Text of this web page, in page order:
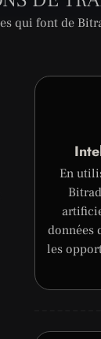
qui font de
En
données
les